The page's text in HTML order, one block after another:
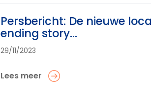
Persbericht: De nieuwe
ending story…
29/11/2023
Lees meer